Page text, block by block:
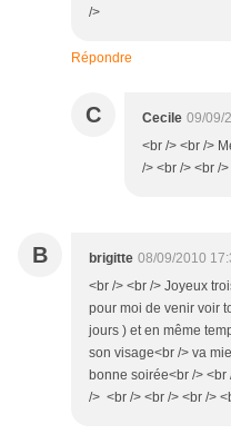
/>
Répondre
C Cecile 09/09/
<br /> <br />
/> <br /> <br />
B brigitte 08/09/2010
<br /> <br /> Joyeux
pour moi de venir voir
jours ) et en même
son visage<br /> va
bonne soirée<br /> <br
/> <br /> <br /> <br />